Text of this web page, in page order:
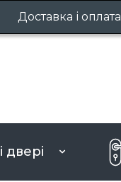
Доставка і оплата
двері